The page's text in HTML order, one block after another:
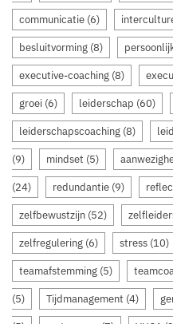
communicatie (6)
besluitvorming (8)
executive-coaching (8)
groei (6) leiderschap (60)
leiderschapscoaching (8)
(9) mindset (5)
(24) redundantie (9)
zelfbewustzijn (52)
zelfregulering (6) stress (10)
teamafstemming (5)
(5) Tijdmanagement (4)